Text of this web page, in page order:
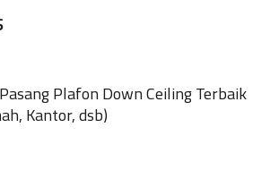
Plafon Down Ceiling Terbaik
Kantor, dsb)